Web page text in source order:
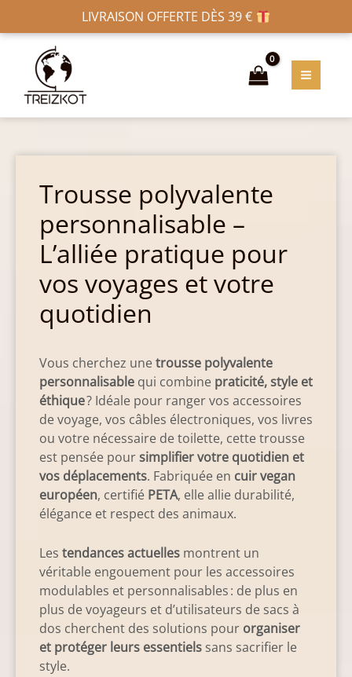
contenu
LIVRAISON OFFERTE DÈS 39 €
MENU
Trousse polyvalente
personnalisable –
L’alliée pratique pour
vos voyages et votre
quotidien
Vous cherchez une trousse polyvalente
personnalisable qui combine praticité, style et
éthique? Idéale pour ranger vos accessoires
de voyage, vos câbles électroniques, vos livres
ou votre nécessaire de toilette, cette trousse
est pensée poursimplifier votre quotidien et
vos déplacements. Fabriquée en cuir vegan
européen, certifié PETA, elle allie durabilité,
élégance et respect des animaux.
Les tendances actuelles montrent un
véritable engouement pour les accessoires
modulables et personnalisables : de plus en
plus de voyageurs et d’utilisateurs de sacs à
dos cherchent des solutions pour organiser
et protéger leurs essentiels sans sacrifier le
style.
Navigation
articles